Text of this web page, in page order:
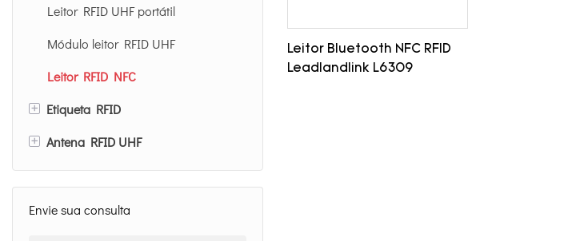
Leitor RFID UHF portátil
Módulo leitor RFID UHF
Leitor RFID NFC
+ Etiqueta RFID
Etiqueta de etiqueta RFID UHF
Cartão RFID UHF
Etiqueta RFID anti-metal
+ Antena RFID UHF
Antena RFID UHF 12dBi
Antena RFID UHF 8dBi
Envie sua consulta
Leitor Bluetooth NFC RFID
Leadlandlink L6309